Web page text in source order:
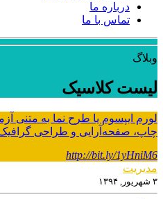
درباره ما
تماس با ما
وبلاگ
لیست کلاسیک
لورم ایپسوم یا طرح‌ نما به متنی
چاپ، صفحه‌آرایی و طراحی
http://bit.ly/1yHniM6
مدیریت
۳ شهریور, ۱۳۹۴